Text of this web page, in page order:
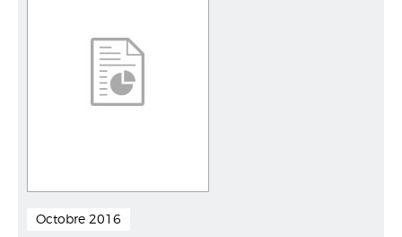
Octobre 2016